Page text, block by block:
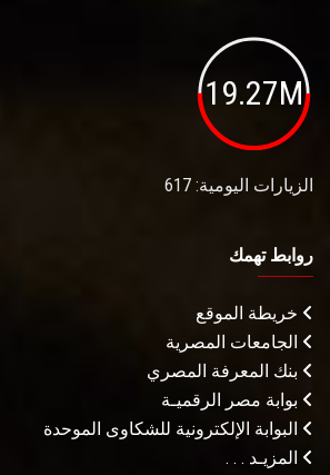
19.27M
الزيارات اليومية: 617
روابط تهمك
خريطة الموقع
الجامعات المصرية
بنك المعرفة المصري
بوابة مصر الرقميـة
البوابة الإلكترونية للشكاوى الموحدة
المزيـد . . .